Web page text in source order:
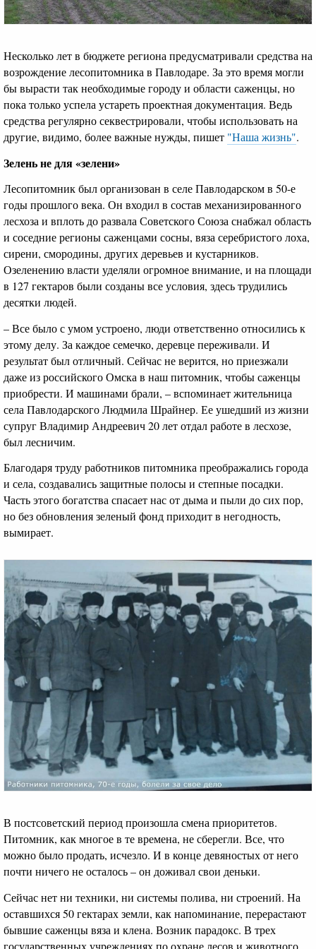
Несколько лет в бюджете региона предусматривали средства на
возрождение лесопитомника в Павлодаре. За это время могли
бы вырасти так необходимые городу и области саженцы, но
пока только успела устареть проектная документация. Ведь
средства регулярно секвестрировали, чтобы использовать на
другие, видимо, более важные нужды, пишет "Наша жизнь".
Зелень не для «зелени»
Лесопитомник был организован в селе Павлодарском в 50-е
годы прошлого века. Он входил в состав механизированного
лесхоза и вплоть до развала Советского Союза снабжал область
и соседние регионы саженцами сосны, вяза серебристого лоха,
сирени, смородины, других деревьев и кустарников.
Озеленению власти уделяли огромное внимание, и на площади
в 127 гектаров были созданы все условия, здесь трудились
десятки людей.
– Все было с умом устроено, люди ответственно относились к
этому делу. За каждое семечко, деревце переживали. И
результат был отличный. Сейчас не верится, но приезжали
даже из российского Омска в наш питомник, чтобы саженцы
приобрести. И машинами брали, – вспоминает жительница
села Павлодарского Людмила Шрайнер. Ее ушедший из жизни
супруг Владимир Андреевич 20 лет отдал работе в лесхозе,
был лесничим.
Благодаря труду работников питомника преображались города
и села, создавались защитные полосы и степные посадки.
Часть этого богатства спасает нас от дыма и пыли до сих пор,
но без обновления зеленый фонд приходит в негодность,
вымирает.
В постсоветский период произошла смена приоритетов.
Питомник, как многое в те времена, не сберегли. Все, что
можно было продать, исчезло. И в конце девяностых от него
почти ничего не осталось – он доживал свои деньки.
Сейчас нет ни техники, ни системы полива, ни строений. На
оставшихся 50 гектарах земли, как напоминание, перерастают
бывшие саженцы вяза и клена. Возник парадокс. В трех
государственных учреждениях по охране лесов и животного